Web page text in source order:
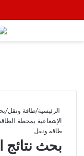
الرئيسية/طاقة ونقل/
الإشعاعية بمحطة
طاقة ونقل
بحث نتائج